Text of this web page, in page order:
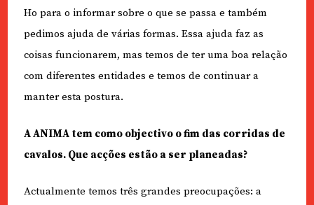
Ho para o informar sobre o que se passa e também
pedimos ajuda de várias formas. Essa ajuda faz as
coisas funcionarem, mas temos de ter uma boa relação
com diferentes entidades e temos de continuar a
manter esta postura.
A ANIMA tem como objectivo o fim das corridas de
cavalos. Que acções estão a ser planeadas?
Actualmente temos três grandes preocupações: a